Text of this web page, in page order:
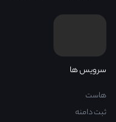
سرویس ها
هاست
ثبت دامنه